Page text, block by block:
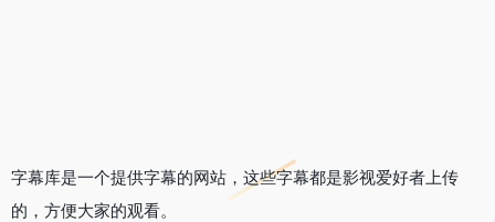
字幕库是一个提供字幕的网站，这些字幕都是影视爱好者上传
的，方便大家的观看。